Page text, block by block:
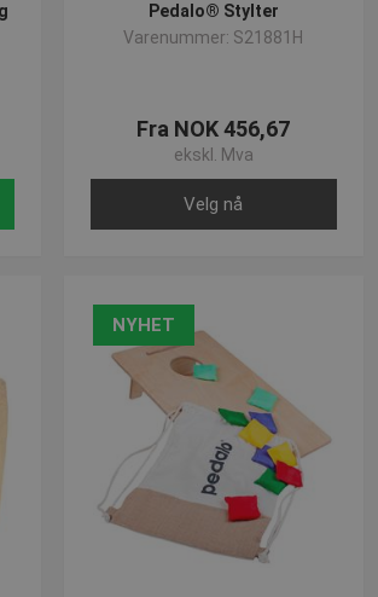
Pedalo® Stylter
Varenummer: S21881H
Fra NOK 456,67
ekskl. Mva
Velg nå
NYHET